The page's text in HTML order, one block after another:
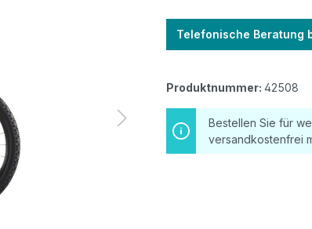
Telefonische Beratung
Produktnummer: 42508
Bestellen Sie für
versandkostenfrei